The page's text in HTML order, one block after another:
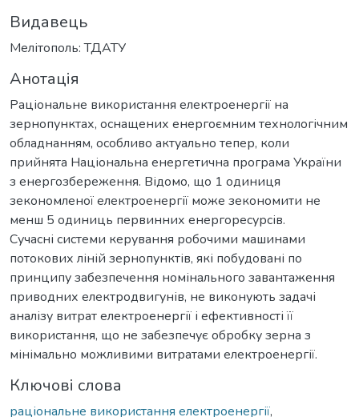
Видавець
Мелітополь: ТДАТУ
Анотація
Раціональне використання електроенергії на
зернопунктах, оснащених енергоємним технологічним
обладнанням, особливо актуально тепер, коли
прийнята Національна енергетична програма України
з енергозбереження. Відомо, що 1 одиниця
зекономленої електроенергії може зекономити не
менш 5 одиниць первинних енергоресурсів.
Сучасні системи керування робочими машинами
потокових ліній зернопунктів, які побудовані по
принципу забезпечення номінального завантаження
приводних електродвигунів, не виконують задачі
аналізу витрат електроенергії і ефективності її
використання, що не забезпечує обробку зерна з
мінімально можливими витратами електроенергії.
Ключові слова
раціональне використання електроенергії,